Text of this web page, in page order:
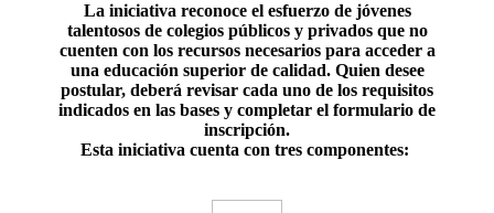
La iniciativa reconoce el esfuerzo de jóvenes
talentosos de colegios públicos y privados que no
cuenten con los recursos necesarios para acceder a
una educación superior de calidad. Quien desee
postular, deberá revisar cada uno de los requisitos
indicados en las bases y completar el formulario de
inscripción​.
Esta iniciativa cuenta con tres componentes: